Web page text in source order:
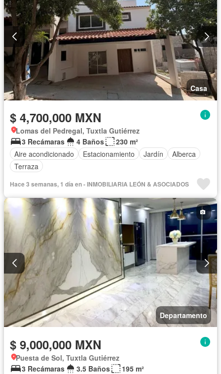
Casa
$ 4,700,000 MXN
Lomas del Pedregal, Tuxtla Gutiérrez
3 Recámaras
4 Baños
230 m²
Aire acondicionado
Estacionamiento Jardín
Alberca
Terraza
Hace 3 semanas, 1 día en - INMOBILIARIA LEÓN & ASOCIADOS
Departamento
$ 9,000,000 MXN
Puesta de Sol, Tuxtla Gutiérrez
3 Recámaras
3.5 Baños
195 m²